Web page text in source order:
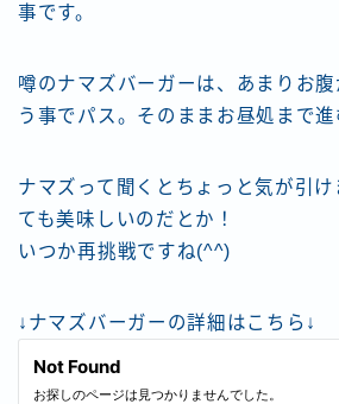
事です。
噂のナマズバーガーは、あまりお
う事でパス。そのままお昼処まで進
ナマズって聞くとちょっと気が引
ても美味しいのだとか！
いつか再挑戦ですね(^^)
↓ナマズバーガーの詳細はこちら↓